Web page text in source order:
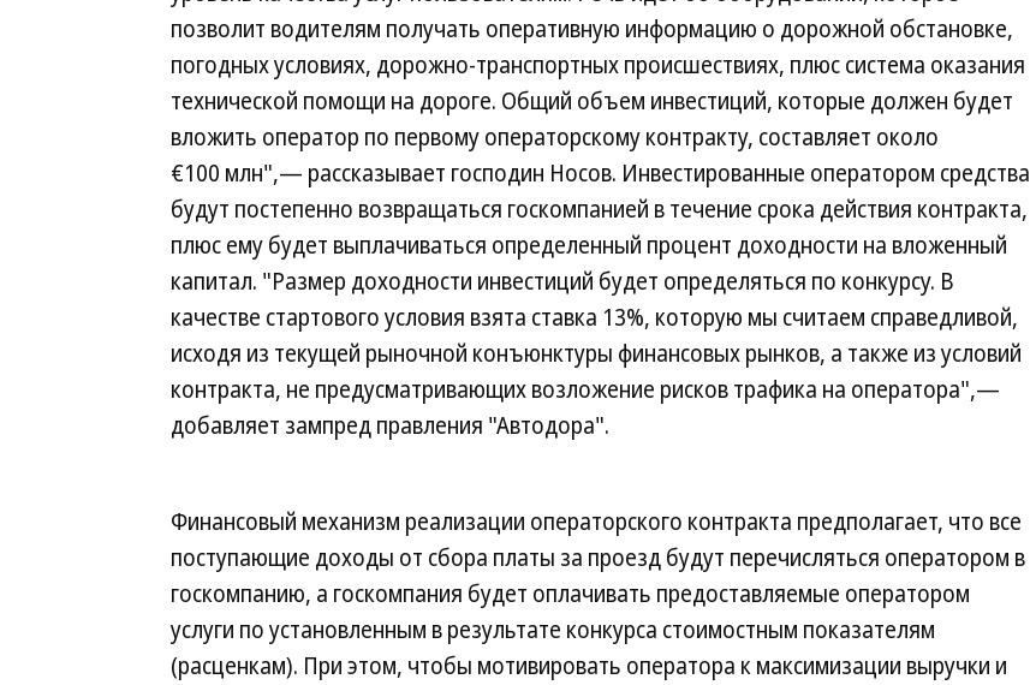
позволит водителям получать оперативную информацию о дорожной обстановке,
погодных условиях, дорожно-транспортных происшествиях, плюс система оказания
технической помощи на дороге. Общий объем инвестиций, которые должен будет
вложить оператор по первому операторскому контракту, составляет около
€100 млн",— рассказывает господин Носов. Инвестированные оператором средства
будут постепенно возвращаться госкомпанией в течение срока действия контракта,
плюс ему будет выплачиваться определенный процент доходности на вложенный
капитал. "Размер доходности инвестиций будет определяться по конкурсу. В
качестве стартового условия взята ставка 13%, которую мы считаем справедливой,
исходя из текущей рыночной конъюнктуры финансовых рынков, а также из условий
контракта, не предусматривающих возложение рисков трафика на оператора",—
добавляет зампред правления "Автодора".
Финансовый механизм реализации операторского контракта предполагает, что все
поступающие доходы от сбора платы за проезд будут перечисляться оператором в
госкомпанию, а госкомпания будет оплачивать предоставляемые оператором
услуги по установленным в результате конкурса стоимостным показателям
(расценкам). При этом, чтобы мотивировать оператора к максимизации выручки и